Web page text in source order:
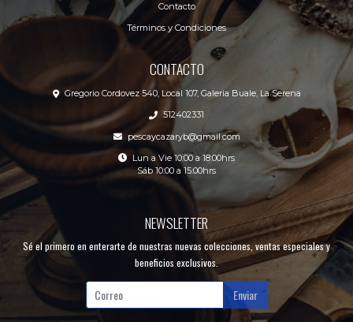
Contacto
Términos y Condiciones
CONTACTO
Gregorio Cordovez 540, Local 107, Galeria Buale, La Serena
512402331
pescaycazaryb@gmail.com
Lun a Vie 10:00 a 18:00hrs
Sáb 10:00 a 15:00hrs
NEWSLETTER
Sé el primero en enterarte de nuestras nuevas colecciones, ventas especiales y
beneficios exclusivos.
Enviar